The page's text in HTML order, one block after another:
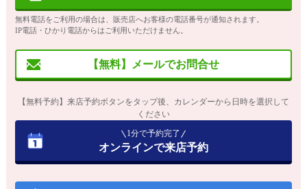
無料電話をご利用の場合は、販売店へお客様の電話番号が通知されます。
IP電話・ひかり電話からはご利用いただけません。
【無料】メールでお問合せ
【無料予約】来店予約ボタンをタップ後、カレンダーから日時を選択して
ください
1分で予約完了
オンラインで来店予約